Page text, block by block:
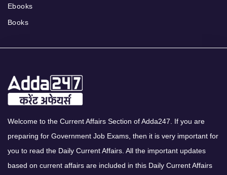
Ebooks
Books
Welcome to the Current Affairs Section of Adda247. If you are
preparing for Government Job Exams, then it is very important for
you to read the Daily Current Affairs. All the important updates
based on current affairs are included in this Daily Current Affairs